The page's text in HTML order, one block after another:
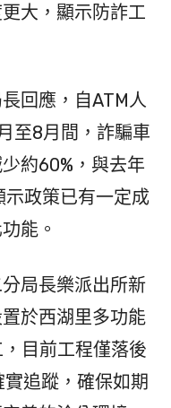
大，顯示防詐工
回應，自ATM人
至8月間，詐騙車
約60%，與去年
政策已有一定成
能。
局長樂派出所新
於西湖里多功能
目前工程僅落後
追蹤，確保如期